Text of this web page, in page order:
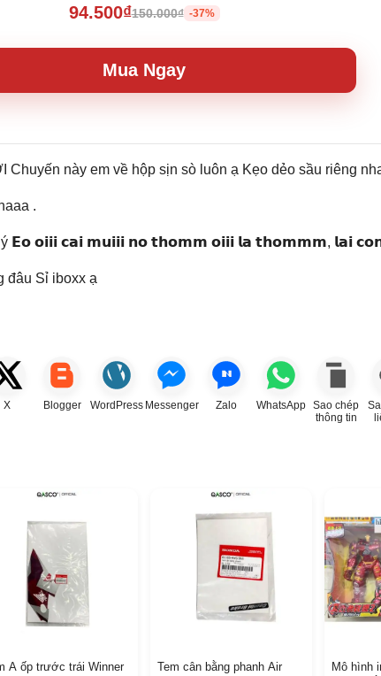
94.500₫150.000₫ -37%
Mua Ngay
này em về hộp sịn sò luôn ạ Kẹo dẻo sầu riêng
.
ý 𝗘𝗼 𝗼𝗶𝗶𝗶 𝗰𝗮𝗶 𝗺𝘂𝗶𝗶𝗶 𝗻𝗼 𝘁𝗵𝗼𝗺𝗺 𝗼𝗶𝗶𝗶 𝗹𝗮 𝘁𝗵𝗼𝗺𝗺𝗺, 𝗹𝗮𝗶
đâu Sỉ iboxx ạ
X Blogger WordPress Messenger Zalo WhatsApp Sao chép
thông tin
A ốp trước trái Winner
Tem cân bằng phanh Air
Mô hình